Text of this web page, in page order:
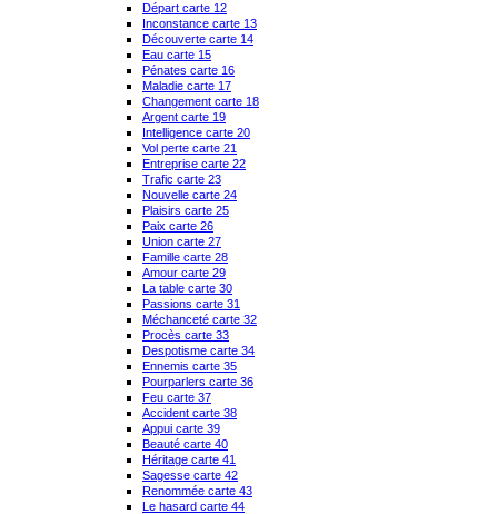
Départ carte 12
Inconstance carte 13
Découverte carte 14
Eau carte 15
Pénates carte 16
Maladie carte 17
Changement carte 18
Argent carte 19
Intelligence carte 20
Vol perte carte 21
Entreprise carte 22
Trafic carte 23
Nouvelle carte 24
Plaisirs carte 25
Paix carte 26
Union carte 27
Famille carte 28
Amour carte 29
La table carte 30
Passions carte 31
Méchanceté carte 32
Procès carte 33
Despotisme carte 34
Ennemis carte 35
Pourparlers carte 36
Feu carte 37
Accident carte 38
Appui carte 39
Beauté carte 40
Héritage carte 41
Sagesse carte 42
Renommée carte 43
Le hasard carte 44